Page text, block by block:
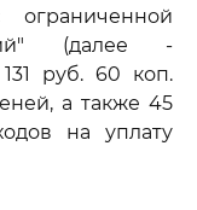
(далее -
руб. 60 коп.
а также 45
на уплату